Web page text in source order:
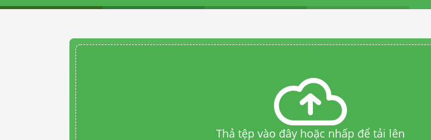
Thả tệp vào đây hoặc nhấp để tải lên